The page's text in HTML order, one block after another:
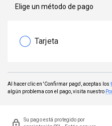
Elige un método de pago
Tarjeta
Al hacer clic en 'Confirmar pago', aceptas los
algún problema con el pago, visita nuestro
Su pago está protegido por